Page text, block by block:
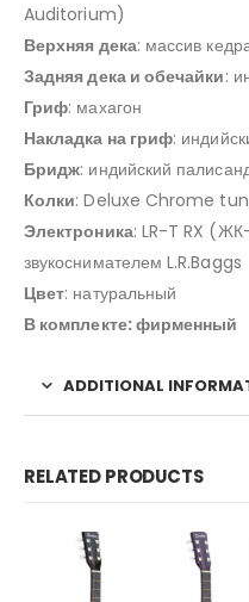
Auditorium)
Верхняя дека: массив
Задняя дека и обечайки:
Гриф: махагон
Накладка на гриф:
Бридж: индийский
Колки: Deluxe Chrome
Электроника: LR-T RX
звукоснимателем L.R.Baggs
Цвет: натуральный
В комплекте: фирменный
ADDITIONAL
RELATED PRODUCTS